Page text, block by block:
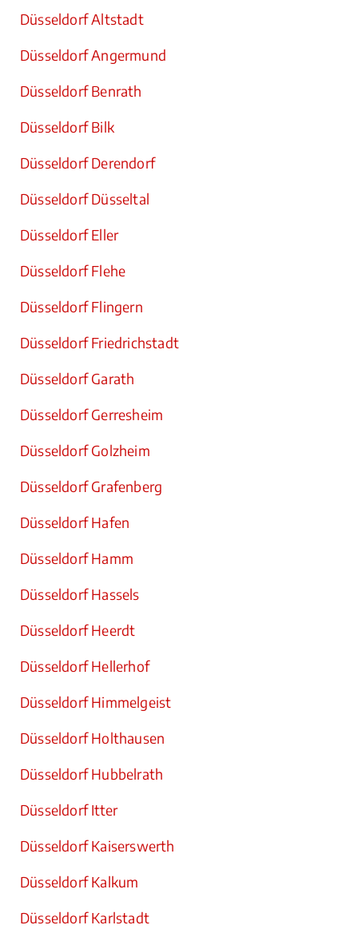
Düsseldorf Altstadt
Düsseldorf Angermund
Düsseldorf Benrath
Düsseldorf Bilk
Düsseldorf Derendorf
Düsseldorf Düsseltal
Düsseldorf Eller
Düsseldorf Flehe
Düsseldorf Flingern
Düsseldorf Friedrichstadt
Düsseldorf Garath
Düsseldorf Gerresheim
Düsseldorf Golzheim
Düsseldorf Grafenberg
Düsseldorf Hafen
Düsseldorf Hamm
Düsseldorf Hassels
Düsseldorf Heerdt
Düsseldorf Hellerhof
Düsseldorf Himmelgeist
Düsseldorf Holthausen
Düsseldorf Hubbelrath
Düsseldorf Itter
Düsseldorf Kaiserswerth
Düsseldorf Kalkum
Düsseldorf Karlstadt